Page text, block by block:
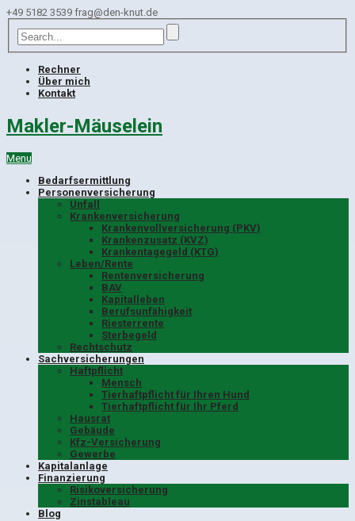
+49 5182 3539 frag@den-knut.de
Rechner
Über mich
Kontakt
Makler-Mäuselein
Menu
Bedarfsermittlung
Personenversicherung
Unfall
Krankenversicherung
Krankenvollversicherung (PKV)
Krankenzusatz (KVZ)
Krankentagegeld (KTG)
Leben/Rente
Rentenversicherung
BAV
Kapitalleben
Berufsunfähigkeit
Riesterrente
Sterbegeld
Rechtschutz
Sachversicherungen
Haftpflicht
Mensch
Tierhaftpflicht für Ihren Hund
Tierhaftpflicht für Ihr Pferd
Hausrat
Gebäude
Kfz-Versicherung
Gewerbe
Kapitalanlage
Finanzierung
Risikoversicherung
Zinstableau
Blog